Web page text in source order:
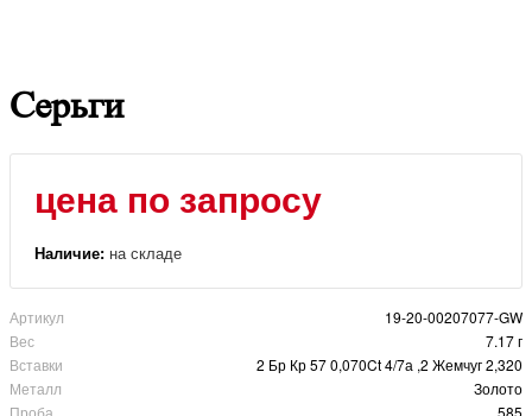
Серьги
цена по запросу
Наличие: на складе
Артикул
19-20-00207077-GW
Вес
7.17 г
Вставки
2 Бр Кр 57 0,070Ct 4/7а ,2 Жемчуг 2,320
Металл
Золото
Проба
585